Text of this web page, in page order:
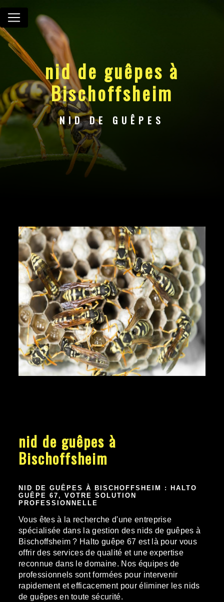
nid de guêpes à
Bischoffsheim
NID DE GUÊPES
nid de guêpes à
Bischoffsheim
NID DE GUÊPES À BISCHOFFSHEIM : HALTO
GUÊPE 67, VOTRE SOLUTION
PROFESSIONNELLE
Vous êtes à la recherche d'une entreprise
spécialisée dans la gestion des nids de guêpes à
Bischoffsheim ? Halto guêpe 67 est là pour vous
offrir des services de qualité et une expertise
reconnue dans le domaine. Nos équipes de
professionnels sont formées pour intervenir
rapidement et efficacement pour éliminer les nids
de guêpes en toute sécurité.
Panneau de gestion des cookies